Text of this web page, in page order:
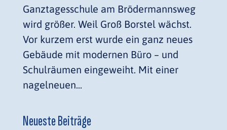
Ganztagesschule am Brödermannsweg
wird größer. Weil Groß Borstel wächst.
Vor kurzem erst wurde ein ganz neues
Gebäude mit modernen Büro – und
Schulräumen eingeweiht. Mit einer
nagelneuen...
Neueste Beiträge